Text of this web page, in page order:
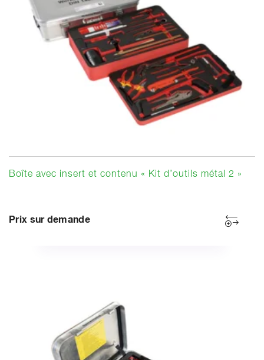
Boîte avec insert et contenu « Kit d’outils métal 2 »
Prix sur demande